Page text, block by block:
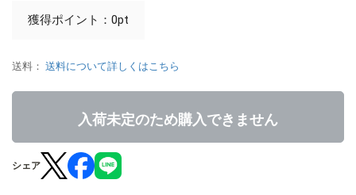
獲得ポイント：0pt
送料： 送料について詳しくはこちら
入荷未定のため購入できません
シェア